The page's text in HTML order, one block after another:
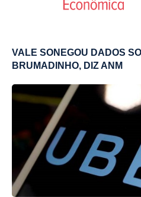
VALE SONEGOU DADOS
BRUMADINHO, DIZ ANM